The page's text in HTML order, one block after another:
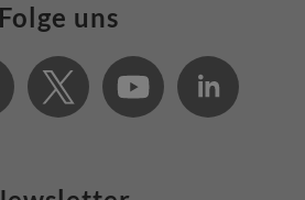
Folge uns